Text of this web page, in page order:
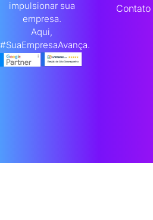
impulsionar sua
empresa.
Aqui,
#SuaEmpresaAvança.
Contato